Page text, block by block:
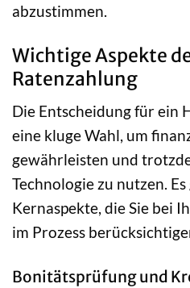
abzustimmen.
Wichtige Aspekte
Ratenzahlung
Die Entscheidung für ein
eine kluge Wahl, um
gewährleisten und
Technologie zu nutzen.
Kernaspekte, die Sie bei
im Prozess
Bonitätsprüfung und